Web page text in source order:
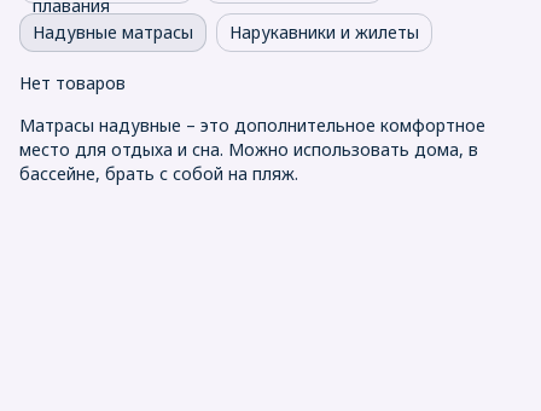
Надувные матрасы Нарукавники и жилеты
Нет товаров
Матрасы надувные – это дополнительное комфортное
место для отдыха и сна. Можно использовать дома, в
бассейне, брать с собой на пляж.